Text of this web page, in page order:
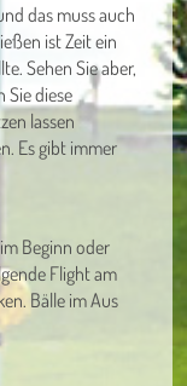
das muss auch
ist Zeit ein
Sehen Sie aber,
Sie diese
lassen
Es gibt immer
Beginn oder
Flight am
Bälle im Aus